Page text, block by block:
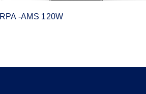
RPA -AMS 120W